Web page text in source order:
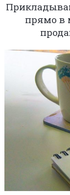
прямо в